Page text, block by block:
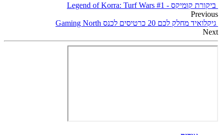
ביקורת קומיקס - Legend of Korra: Turf Wars #1
Previous
גיקלואיד מחלק לכם 20 כרטיסים לכנס Gaming North
Next